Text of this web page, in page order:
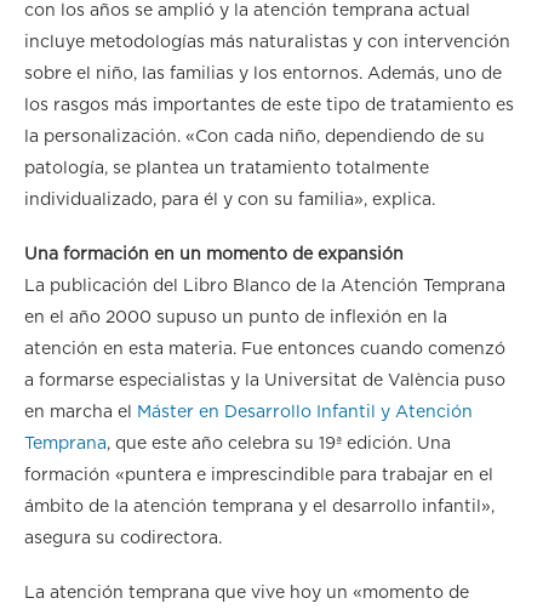
con los años se amplió y la atención temprana actual
incluye metodologías más naturalistas y con intervención
sobre el niño, las familias y los entornos. Además, uno de
los rasgos más importantes de este tipo de tratamiento es
la personalización. «Con cada niño, dependiendo de su
patología, se plantea un tratamiento totalmente
individualizado, para él y con su familia», explica.
Una formación en un momento de expansión
La publicación del Libro Blanco de la Atención Temprana
en el año 2000 supuso un punto de inflexión en la
atención en esta materia. Fue entonces cuando comenzó
a formarse especialistas y la Universitat de València puso
en marcha el
Máster en Desarrollo Infantil y Atención
Temprana, que este año celebra su 19ª edición. Una
formación «puntera e imprescindible para trabajar en el
ámbito de la atención temprana y el desarrollo infantil»,
asegura su codirectora.
La atención temprana que vive hoy un «momento de